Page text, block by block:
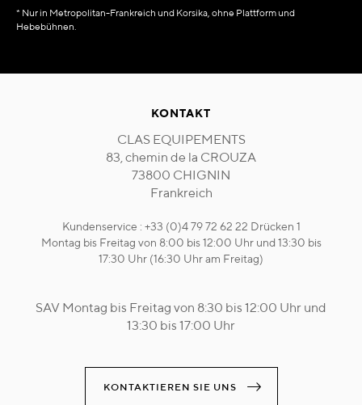
* Nur in Metropolitan-Frankreich und Korsika, ohne Plattform und
Hebebühnen.
KONTAKT
CLAS EQUIPEMENTS
83, chemin de la CROUZA
73800 CHIGNIN
Frankreich
Kundenservice : +33 (0)4 79 72 62 22 Drücken 1
Montag bis Freitag von 8:00 bis 12:00 Uhr und 13:30 bis
17:30 Uhr (16:30 Uhr am Freitag)
SAV Montag bis Freitag von 8:30 bis 12:00 Uhr und
13:30 bis 17:00 Uhr
KONTAKTIEREN SIE UNS